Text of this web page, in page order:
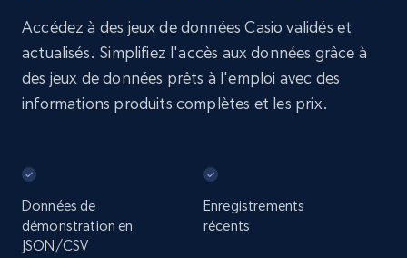
Accédez à des jeux de données Casio validés et
actualisés. Simplifiez l'accès aux données grâce à
des jeux de données prêts à l'emploi avec des
informations produits complètes et les prix.
Données de
démonstration en
JSON/CSV
Enregistrements
récents